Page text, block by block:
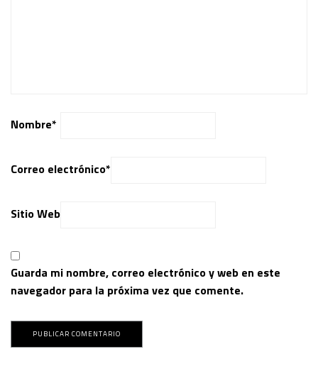
Nombre*
Correo electrónico*
Sitio Web
Guarda mi nombre, correo electrónico y web en este
navegador para la próxima vez que comente.